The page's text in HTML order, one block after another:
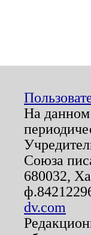
На данном
Союза
680032,
dv.com